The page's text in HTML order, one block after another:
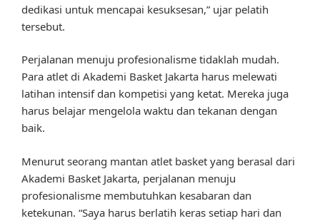
dedikasi untuk mencapai kesuksesan,” ujar pelatih
tersebut.
Perjalanan menuju profesionalisme tidaklah mudah.
Para atlet di Akademi Basket Jakarta harus melewati
latihan intensif dan kompetisi yang ketat. Mereka juga
harus belajar mengelola waktu dan tekanan dengan
baik.
Menurut seorang mantan atlet basket yang berasal dari
Akademi Basket Jakarta, perjalanan menuju
profesionalisme membutuhkan kesabaran dan
ketekunan. “Saya harus berlatih keras setiap hari dan